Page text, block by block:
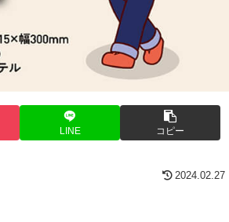
LINE コピー
2024.02.27